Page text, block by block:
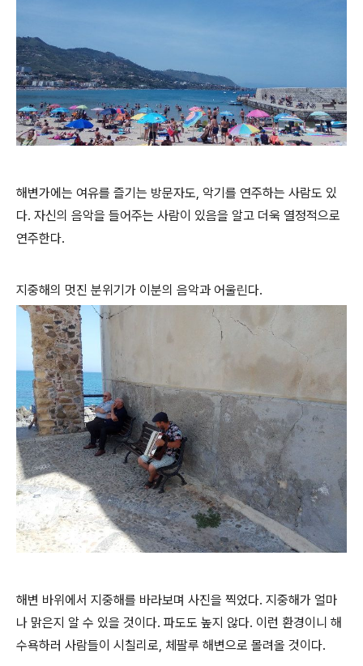
해변가에는 여유를 즐기는 방문자도, 악기를 연주하는 사람도 있
다. 자신의 음악을 들어주는 사람이 있음을 알고 더욱 열정적으로
연주한다.
지중해의 멋진 분위기가 이분의 음악과 어울린다.
해변 바위에서 지중해를 바라보며 사진을 찍었다. 지중해가 얼마
나 맑은지 알 수 있을 것이다. 파도도 높지 않다. 이런 환경이니 해
수욕하러 사람들이 시칠리로, 체팔루 해변으로 몰려올 것이다.